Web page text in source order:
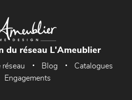
du réseau L'Ameublier
réseau Blog
Catalogues
Engagements